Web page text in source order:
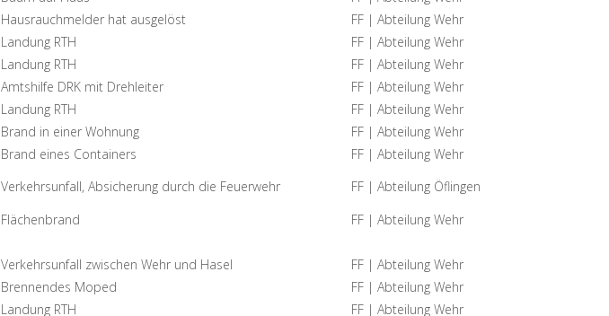
Hausrauchmelder hat ausgelöst
FF | Abteilung Wehr
Landung RTH
FF | Abteilung Wehr
Landung RTH
FF | Abteilung Wehr
Amtshilfe DRK mit Drehleiter
FF | Abteilung Wehr
Landung RTH
FF | Abteilung Wehr
Brand in einer Wohnung
FF | Abteilung Wehr
Brand eines Containers
FF | Abteilung Wehr
Verkehrsunfall, Absicherung durch die Feuerwehr
FF | Abteilung Öflingen
Flächenbrand
FF | Abteilung Wehr
Verkehrsunfall zwischen Wehr und Hasel
FF | Abteilung Wehr
Brennendes Moped
FF | Abteilung Wehr
Landung RTH FF | Abteilung Wehr